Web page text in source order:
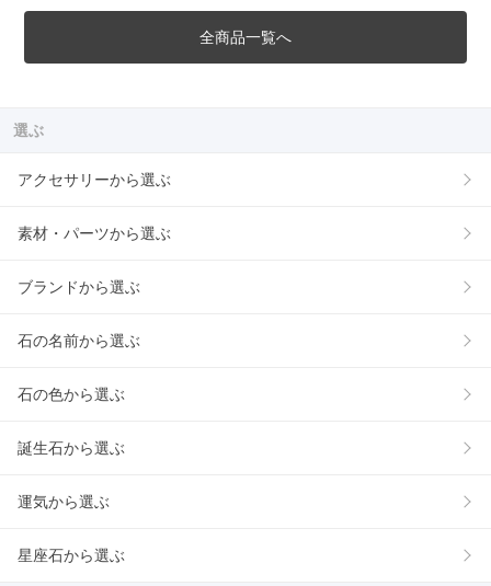
全商品一覧へ
選ぶ
アクセサリーから選ぶ
素材・パーツから選ぶ
ブランドから選ぶ
石の名前から選ぶ
石の色から選ぶ
誕生石から選ぶ
運気から選ぶ
星座石から選ぶ